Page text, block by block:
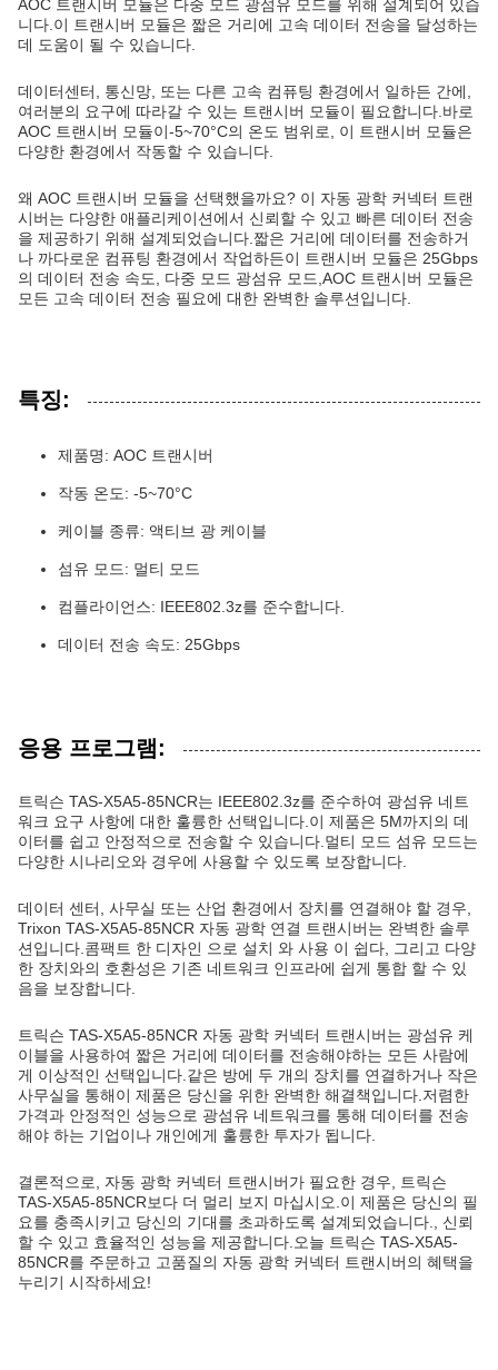
AOC 트랜시버 모듈은 다중 모드 광섬유 모드를 위해 설계되어 있습
니다.이 트랜시버 모듈은 짧은 거리에 고속 데이터 전송을 달성하는
데 도움이 될 수 있습니다.
데이터센터, 통신망, 또는 다른 고속 컴퓨팅 환경에서 일하든 간에,
여러분의 요구에 따라갈 수 있는 트랜시버 모듈이 필요합니다.바로
AOC 트랜시버 모듈이-5~70°C의 온도 범위로, 이 트랜시버 모듈은
다양한 환경에서 작동할 수 있습니다.
왜 AOC 트랜시버 모듈을 선택했을까요? 이 자동 광학 커넥터 트랜
시버는 다양한 애플리케이션에서 신뢰할 수 있고 빠른 데이터 전송
을 제공하기 위해 설계되었습니다.짧은 거리에 데이터를 전송하거
나 까다로운 컴퓨팅 환경에서 작업하든이 트랜시버 모듈은 25Gbps
의 데이터 전송 속도, 다중 모드 광섬유 모드,AOC 트랜시버 모듈은
모든 고속 데이터 전송 필요에 대한 완벽한 솔루션입니다.
특징:
제품명: AOC 트랜시버
작동 온도: -5~70°C
케이블 종류: 액티브 광 케이블
섬유 모드: 멀티 모드
컴플라이언스: IEEE802.3z를 준수합니다.
데이터 전송 속도: 25Gbps
응용 프로그램:
트릭슨 TAS-X5A5-85NCR는 IEEE802.3z를 준수하여 광섬유 네트
워크 요구 사항에 대한 훌륭한 선택입니다.이 제품은 5M까지의 데
이터를 쉽고 안정적으로 전송할 수 있습니다.멀티 모드 섬유 모드는
다양한 시나리오와 경우에 사용할 수 있도록 보장합니다.
데이터 센터, 사무실 또는 산업 환경에서 장치를 연결해야 할 경우,
Trixon TAS-X5A5-85NCR 자동 광학 연결 트랜시버는 완벽한 솔루
션입니다.콤팩트 한 디자인 으로 설치 와 사용 이 쉽다, 그리고 다양
한 장치와의 호환성은 기존 네트워크 인프라에 쉽게 통합 할 수 있
음을 보장합니다.
트릭슨 TAS-X5A5-85NCR 자동 광학 커넥터 트랜시버는 광섬유 케
이블을 사용하여 짧은 거리에 데이터를 전송해야하는 모든 사람에
게 이상적인 선택입니다.같은 방에 두 개의 장치를 연결하거나 작은
사무실을 통해이 제품은 당신을 위한 완벽한 해결책입니다.저렴한
가격과 안정적인 성능으로 광섬유 네트워크를 통해 데이터를 전송
해야 하는 기업이나 개인에게 훌륭한 투자가 됩니다.
결론적으로, 자동 광학 커넥터 트랜시버가 필요한 경우, 트릭슨
TAS-X5A5-85NCR보다 더 멀리 보지 마십시오.이 제품은 당신의 필
요를 충족시키고 당신의 기대를 초과하도록 설계되었습니다., 신뢰
할 수 있고 효율적인 성능을 제공합니다.오늘 트릭슨 TAS-X5A5-
85NCR를 주문하고 고품질의 자동 광학 커넥터 트랜시버의 혜택을
누리기 시작하세요!